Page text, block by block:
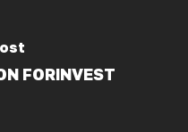
FORINVEST